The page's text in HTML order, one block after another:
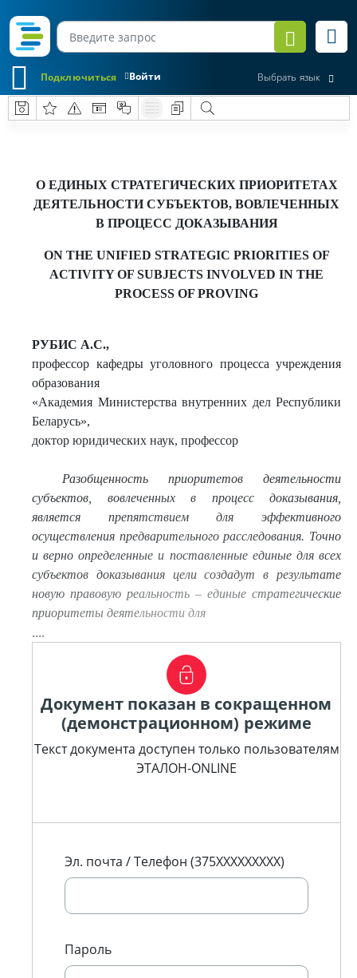
Войти
Подключиться Выбрать язык
О ЕДИНЫХ СТРАТЕГИЧЕСКИХ ПРИОРИТЕТАХ
ДЕЯТЕЛЬНОСТИ СУБЪЕКТОВ, ВОВЛЕЧЕННЫХ
В ПРОЦЕСС ДОКАЗЫВАНИЯ
ON THE UNIFIED STRATEGIC PRIORITIES OF
ACTIVITY OF SUBJECTS INVOLVED IN THE
PROCESS OF PROVING
РУБИС А.С.,
профессор кафедры уголовного процесса учреждения
образования
«Академия Министерства внутренних дел Республики
Беларусь»,
доктор юридических наук, профессор
Разобщенность приоритетов деятельности
субъектов, вовлеченных в процесс доказывания,
является препятствием для эффективного
осуществления предварительного расследования. Точно
и верно определенные и поставленные единые для всех
субъектов доказывания цели создадут в результате
новую правовую реальность – единые стратегические
приоритеты деятельности для
....
Документ показан в сокращенном
(демонстрационном) режиме
Текст документа доступен только пользователям
ЭТАЛОН-ONLINE
Эл. почта / Телефон (375XXXXXXXXX)
Пароль